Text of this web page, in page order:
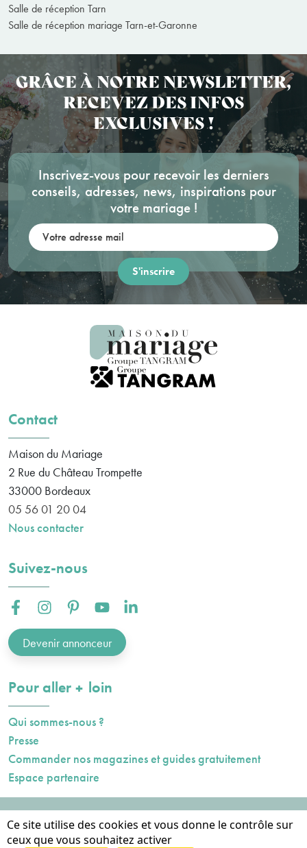
Salle de réception Tarn
Salle de réception mariage Tarn-et-Garonne
GRÂCE À NOTRE NEWSLETTER,
RECEVEZ DES INFOS
EXCLUSIVES !
Inscrivez-vous pour recevoir les derniers
conseils, adresses, news, inspirations pour
votre mariage !
Contact
Maison du Mariage
2 Rue du Château Trompette
33000 Bordeaux
05 56 01 20 04
Nous contacter
Suivez-nous
Facebook :Instagram :Pinterest :Youtube :Linkedin :
Devenir annonceur
Pour aller plusloin
Qui sommes-nous ?
Presse
Commander nos magazines et guides gratuitement
Espace partenaire
Données personnelles
Ce site utilise des cookies et vous donne le contrôle sur
ceux que vous souhaitez activer